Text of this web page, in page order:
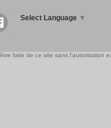
Select Language ▼
faite de ce site sans l'autorisation